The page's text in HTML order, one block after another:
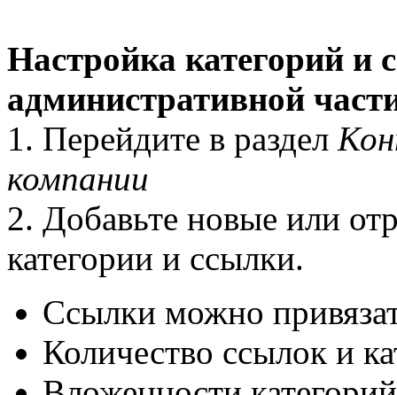
Настройка категорий и
административной
1. Перейдите в раздел
компании
2. Добавьте новые или
категории и ссылки.
Ссылки можно
Количество ссылок и